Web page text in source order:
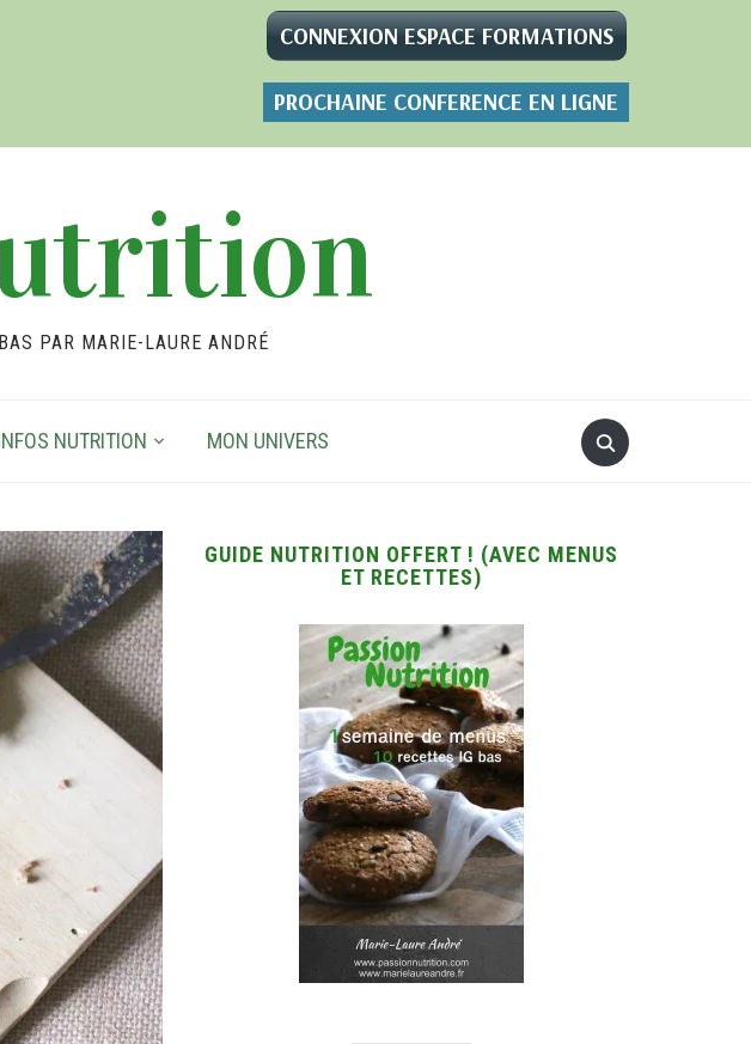
CONNEXION ESPACE FORMATIONS
PROCHAINE CONFERENCE EN LIGNE
PAR MARIE-LAURE ANDRÉ
NUTRITION MON UNIVERS
GUIDE NUTRITION OFFERT ! (AVEC MENUS
ET RECETTES)